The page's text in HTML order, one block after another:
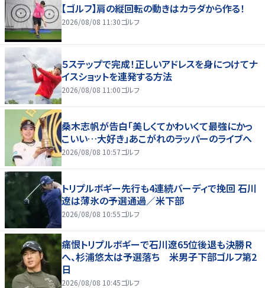
【ゴルフ】肩の縦回転の動きはカラダから作る！
2026/08/08 11:30ゴルフ
５ステップで完成！正しいアドレスを身につけてナ
イスショットを連発する方法
2026/08/08 11:00ゴルフ
桑木志帆が告白「美しくてかわいくて最強にかっ
こいい…大好き」あこがれのラッパーのライブへ
2026/08/08 10:57ゴルフ
トリプルボギー先行も4連続バーディで挽回 石川
遼は薄氷の予選通過／米下部
2026/08/08 10:55ゴルフ
痛恨トリプルボギーで石川遼65位後退も決勝Ｒ
へ、杉浦悠太は予選落ち 米男子下部ゴルフ第2
日
2026/08/08 10:45ゴルフ